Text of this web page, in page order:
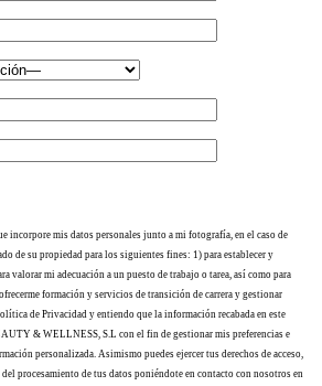
incorpore mis datos personales junto a mi fotografía, en el caso de
de su propiedad para los siguientes fines: 1) para establecer y
valorar mi adecuación a un puesto de trabajo o tarea, así como para
formación y servicios de transición de carrera y gestionar
de Privacidad y entiendo que la información recabada en este
& WELLNESS, S.L con el fin de gestionar mis preferencias e
personalizada. Asimismo puedes ejercer tus derechos de acceso,
procesamiento de tus datos poniéndote en contacto con nosotros en